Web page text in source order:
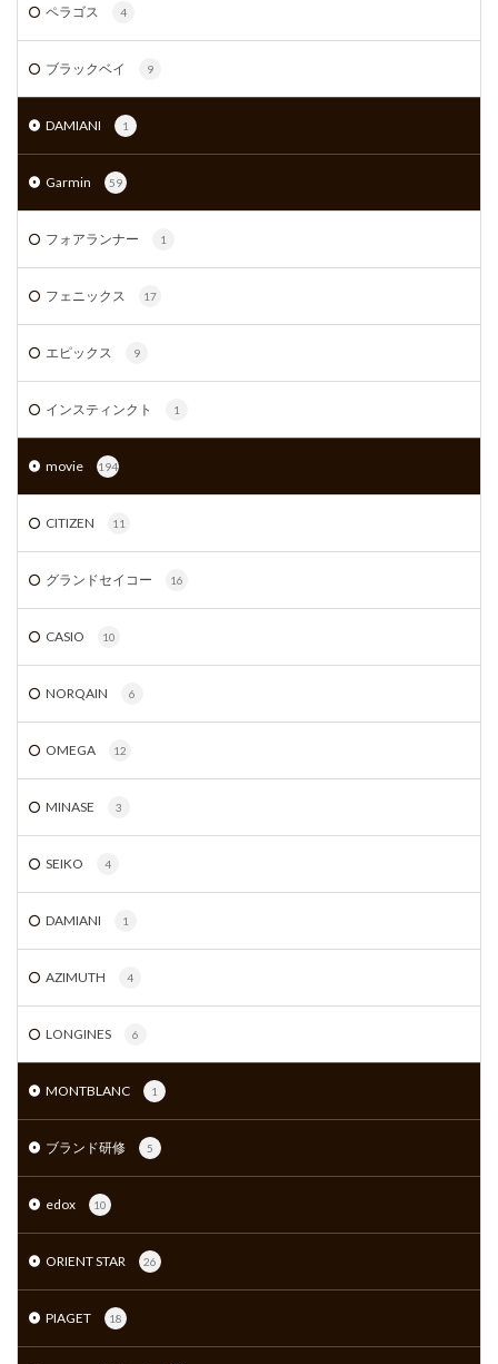
ペラゴス 4
ブラックベイ 9
DAMIANI 1
Garmin 59
フォアランナー 1
フェニックス 17
エピックス 9
インスティンクト 1
movie 194
CITIZEN 11
グランドセイコー 16
CASIO 10
NORQAIN 6
OMEGA 12
MINASE 3
SEIKO 4
DAMIANI 1
AZIMUTH 4
LONGINES 6
MONTBLANC 1
ブランド研修 5
edox 10
ORIENT STAR 26
PIAGET 18